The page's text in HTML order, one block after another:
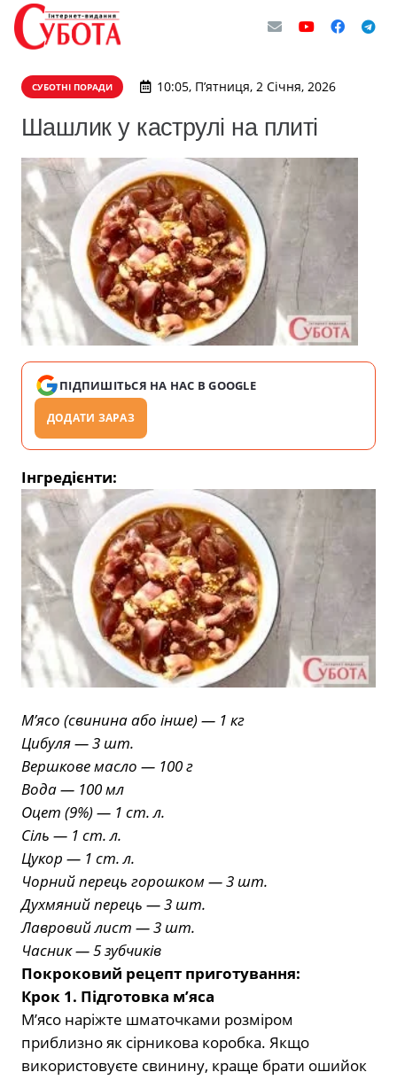
СУБОТНІ ПОРАДИ 10:05, П’ятниця, 2 Січня, 2026
Шашлик у каструлі на плиті
ПІДПИШІТЬСЯ НА НАС В GOOGLE
ДОДАТИ ЗАРАЗ
Інгредієнти:
М’ясо (свинина або інше) — 1 кг
Цибуля — 3 шт.
Вершкове масло — 100 г
Вода — 100 мл
Оцет (9%) — 1 ст. л.
Сіль — 1 ст. л.
Цукор — 1 ст. л.
Чорний перець горошком — 3 шт.
Духмяний перець — 3 шт.
Лавровий лист — 3 шт.
Часник — 5 зубчиків
Покроковий рецепт приготування:
Крок 1. Підготовка м’яса
М’ясо наріжте шматочками розміром
приблизно як сірникова коробка. Якщо
використовуєте свинину, краще брати ошийок